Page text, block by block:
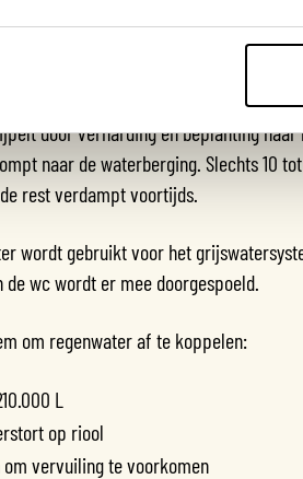
van het hele terrein en de omringende
door verharding en beplanting
naar de waterberging. Slechts 10
rest verdampt voortijds.
wordt gebruikt voor het
wc wordt er mee doorgespoeld.
om regenwater af te koppelen:
L
op riool
vervuiling te voorkomen